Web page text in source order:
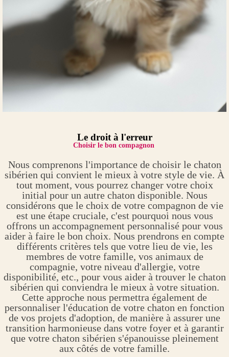
Le droit à l'erreur
Choisir le bon compagnon
Nous comprenons l'importance de choisir le chaton
sibérien qui convient le mieux à votre style de vie. À
tout moment, vous pourrez changer votre choix
initial pour un autre chaton disponible. Nous
considérons que le choix de votre compagnon de vie
est une étape cruciale, c'est pourquoi nous vous
offrons un accompagnement personnalisé pour vous
aider à faire le bon choix. Nous prendrons en compte
différents critères tels que votre lieu de vie, les
membres de votre famille, vos animaux de
compagnie, votre niveau d'allergie, votre
disponibilité, etc., pour vous aider à trouver le chaton
sibérien qui conviendra le mieux à votre situation.
Cette approche nous permettra également de
personnaliser l'éducation de votre chaton en fonction
de vos projets d'adoption, de manière à assurer une
transition harmonieuse dans votre foyer et à garantir
que votre chaton sibérien s'épanouisse pleinement
aux côtés de votre famille.